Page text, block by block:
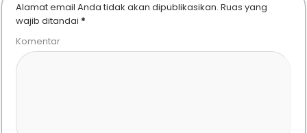
Alamat email Anda tidak akan dipublikasikan. Ruas yang
wajib ditandai *
Komentar